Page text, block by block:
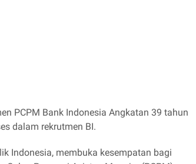
PCPM Bank Indonesia Angkatan 39 tahun
dalam rekrutmen BI.
Indonesia, membuka kesempatan bagi